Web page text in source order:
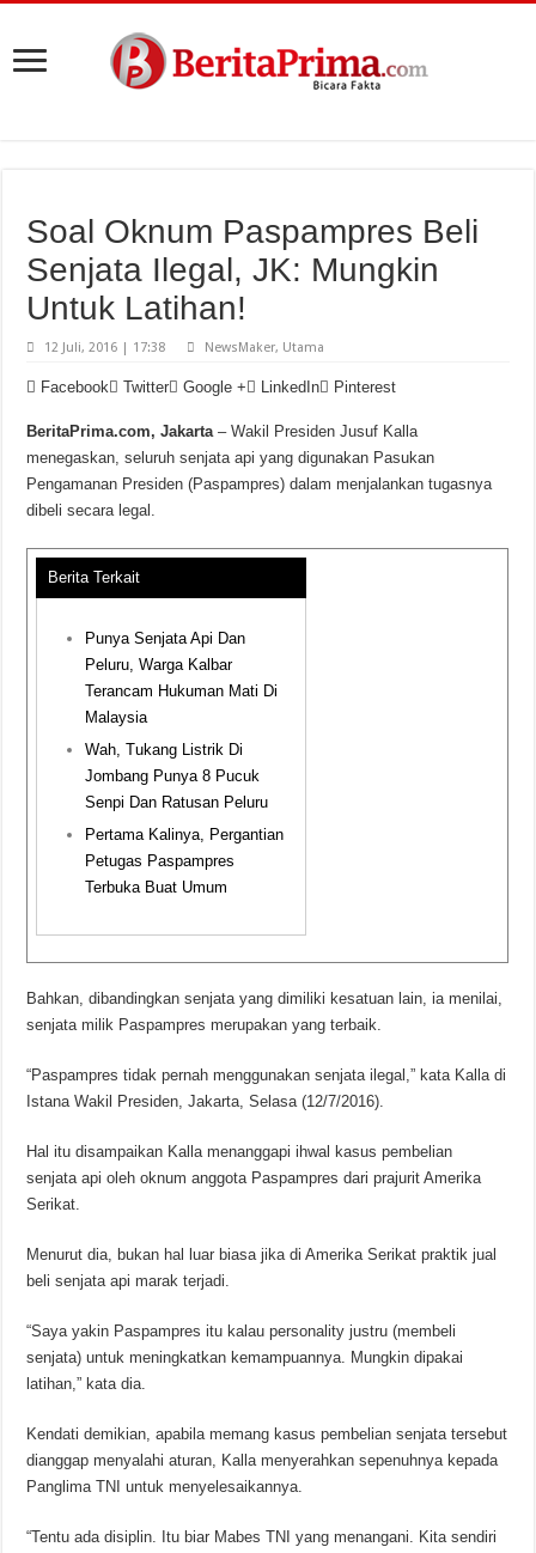
Soal Oknum Paspampres Beli
Senjata Ilegal, JK: Mungkin
Untuk Latihan!
12 Juli, 2016 | 17:38 NewsMaker, Utama
Facebook Twitter Google + LinkedIn Pinterest
BeritaPrima.com, Jakarta – Wakil Presiden Jusuf Kalla
menegaskan, seluruh senjata api yang digunakan Pasukan
Pengamanan Presiden (Paspampres) dalam menjalankan tugasnya
dibeli secara legal.
Berita Terkait
Punya Senjata Api Dan
Peluru, Warga Kalbar
Terancam Hukuman Mati Di
Malaysia
Wah, Tukang Listrik Di
Jombang Punya 8 Pucuk
Senpi Dan Ratusan Peluru
Pertama Kalinya, Pergantian
Petugas Paspampres
Terbuka Buat Umum
Bahkan, dibandingkan senjata yang dimiliki kesatuan lain, ia menilai,
senjata milik Paspampres merupakan yang terbaik.
“Paspampres tidak pernah menggunakan senjata ilegal,” kata Kalla di
Istana Wakil Presiden, Jakarta, Selasa (12/7/2016).
Hal itu disampaikan Kalla menanggapi ihwal kasus pembelian
senjata api oleh oknum anggota Paspampres dari prajurit Amerika
Serikat.
Menurut dia, bukan hal luar biasa jika di Amerika Serikat praktik jual
beli senjata api marak terjadi.
“Saya yakin Paspampres itu kalau personality justru (membeli
senjata) untuk meningkatkan kemampuannya. Mungkin dipakai
latihan,” kata dia.
Kendati demikian, apabila memang kasus pembelian senjata tersebut
dianggap menyalahi aturan, Kalla menyerahkan sepenuhnya kepada
Panglima TNI untuk menyelesaikannya.
“Tentu ada disiplin. Itu biar Mabes TNI yang menangani. Kita sendiri